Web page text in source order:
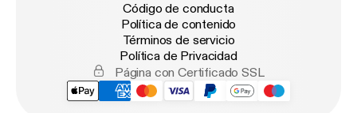
Código de conducta
Política de contenido
Términos de servicio
Política de Privacidad
Página con Certificado SSL